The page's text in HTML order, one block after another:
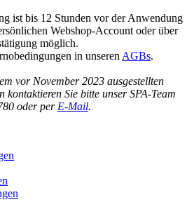
ist bis 12 Stunden vor der Anwendung
Webshop-Account oder über
möglich.
in unseren AGBs.
vor November 2023 ausgestellten
kontaktieren Sie bitte unser SPA-Team
oder per E-Mail.